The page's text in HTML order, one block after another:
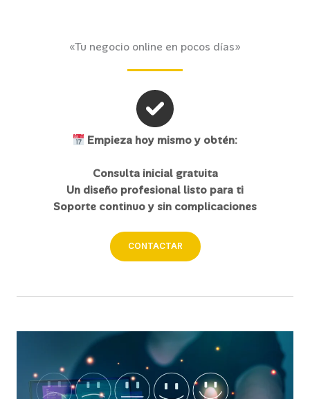
«Tu negocio online en pocos días»
Empieza hoy mismo y obtén:
Consulta inicial gratuita
Un diseño profesional listo para ti
Soporte continuo y sin complicaciones
CONTACTAR